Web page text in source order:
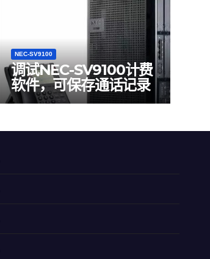
NEC-SV9100
调试NEC-SV9100计费
软件，可保存通话记录